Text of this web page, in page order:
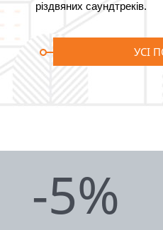
різдвяних саундтреків.
УСІ
-5%